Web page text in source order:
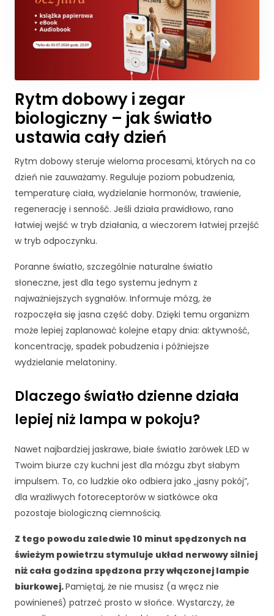
Rytm dobowy i zegar
biologiczny – jak światło
ustawia cały dzień
Rytm dobowy steruje wieloma procesami, których na co
dzień nie zauważamy. Reguluje poziom pobudzenia,
temperaturę ciała, wydzielanie hormonów, trawienie,
regenerację i senność. Jeśli działa prawidłowo, rano
łatwiej wejść w tryb działania, a wieczorem łatwiej przejść
w tryb odpoczynku.
Poranne światło, szczególnie naturalne światło
słoneczne, jest dla tego systemu jednym z
najważniejszych sygnałów. Informuje mózg, że
rozpoczęła się jasna część doby. Dzięki temu organizm
może lepiej zaplanować kolejne etapy dnia: aktywność,
koncentrację, spadek pobudzenia i późniejsze
wydzielanie melatoniny.
Dlaczego światło dzienne działa
lepiej niż lampa w pokoju?
Nawet najbardziej jaskrawe, białe światło żarówek LED w
Twoim biurze czy kuchni jest dla mózgu zbyt słabym
impulsem. To, co ludzkie oko odbiera jako „jasny pokój”,
dla wrażliwych fotoreceptorów w siatkówce oka
pozostaje biologiczną ciemnością.
Z tego powodu zaledwie 10 minut spędzonych na
świeżym powietrzu stymuluje układ nerwowy silniej
niż cała godzina spędzona przy włączonej lampie
biurkowej.Pamiętaj, że nie musisz (a wręcz nie
powinieneś) patrzeć prosto w słońce. Wystarczy, że
K
n
i
e
c
n
T
p
o
o
ki
e
s
ą
o
p